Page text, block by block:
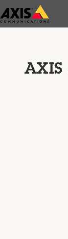
Pular
para
AXIS